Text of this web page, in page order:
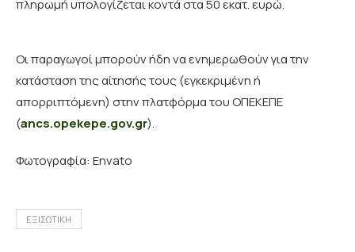
πληρωμή υπολογίζεται κοντά στα 50 εκατ. ευρώ.
Οι παραγωγοί μπορούν ήδη να ενημερωθούν για την
κατάσταση της αίτησής τους (εγκεκριμένη ή
απορριπτόμενη) στην πλατφόρμα του ΟΠΕΚΕΠΕ
(ancs.opekepe.gov.gr).
Φωτογραφία: Envato
ΕΞΙΣΩΤΙΚΗ